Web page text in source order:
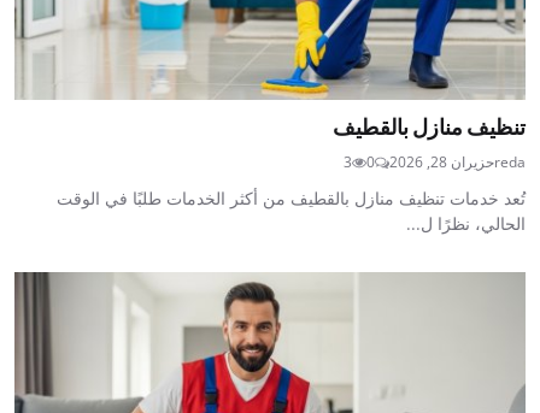
تنظيف منازل بالقطيف
redaحزيران 28, 2026 0
3
تُعد خدمات تنظيف منازل بالقطيف من أكثر الخدمات طلبًا في الوقت
الحالي، نظرًا ل...